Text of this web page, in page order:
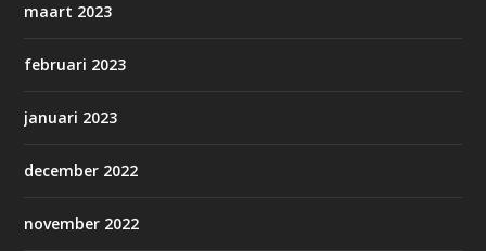
maart 2023
februari 2023
januari 2023
december 2022
november 2022